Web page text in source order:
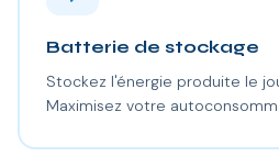
Batterie de stockage
Stockez l'énergie produite le
Maximisez votre